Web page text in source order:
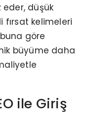
düşük
kelimeleri
göre
büyüme daha
ile Giriş